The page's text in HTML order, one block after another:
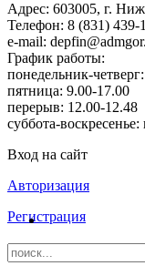
Адрес: 603005, г.
Телефон: 8 (831) 439-
e-mail:
График работы:
понедельник-
пятница: 9.00-17.00
перерыв: 12.00-12.48
суббота-
Вход на сайт
Авторизация
Регистрация